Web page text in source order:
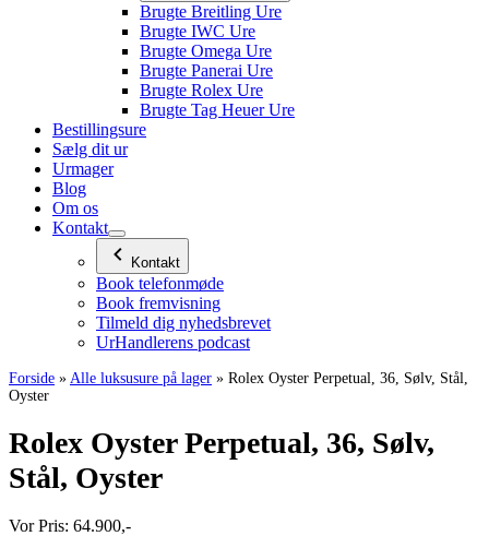
Brugte Breitling Ure
Brugte IWC Ure
Brugte Omega Ure
Brugte Panerai Ure
Brugte Rolex Ure
Brugte Tag Heuer Ure
Bestillingsure
Sælg dit ur
Urmager
Blog
Om os
Kontakt
Kontakt
Book telefonmøde
Book fremvisning
Tilmeld dig nyhedsbrevet
UrHandlerens podcast
Forside » Alle luksusure på lager » Rolex Oyster Perpetual, 36, Sølv, Stål,
Oyster
Rolex Oyster Perpetual, 36, Sølv,
Stål, Oyster
Vor Pris: 64.900,-